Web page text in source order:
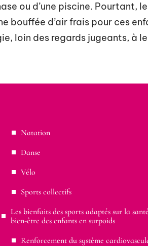
ou d’une piscine. Pourtant,
bouffée d’air frais pour ces
loin des regards jugeants, à
Natation
Danse
Vélo
Sports collectifs
Les bienfaits des sports adaptés sur la
bien-être des enfants en surpoids
Renforcement du système